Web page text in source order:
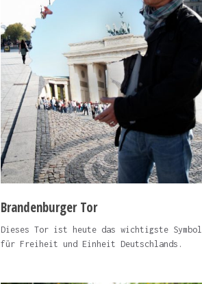
Brandenburger Tor
Dieses Tor ist heute das wichtigste Symbol
für Freiheit und Einheit Deutschlands.